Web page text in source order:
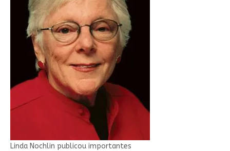
Linda Nochlin publicou importantes